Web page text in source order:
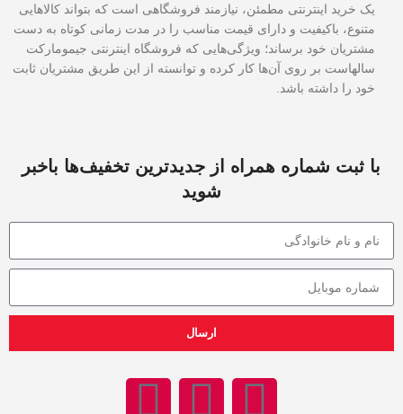
یک خرید اینترنتی مطمئن، نیازمند فروشگاهی است که بتواند کالاهایی
متنوع، باکیفیت و دارای قیمت مناسب را در مدت زمانی کوتاه به دست
مشتریان خود برساند؛ ویژگی‌هایی که فروشگاه اینترنتی جیمومارکت
سالهاست بر روی آن‌ها کار کرده و توانسته از این طریق مشتریان ثابت
خود را داشته باشد.
با ثبت شماره همراه از جدید‌ترین تخفیف‌ها با‌خبر
شوید
ارسال